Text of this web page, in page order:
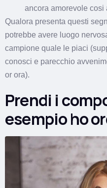
ancora amorevole cosi
Qualora presenta questi
potrebbe avere luogo
campione quale le piaci
conosci e parecchio
or ora).
Prendi i
esempio ho